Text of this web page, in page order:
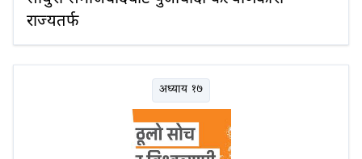
राज्यतर्फ
अध्याय १७